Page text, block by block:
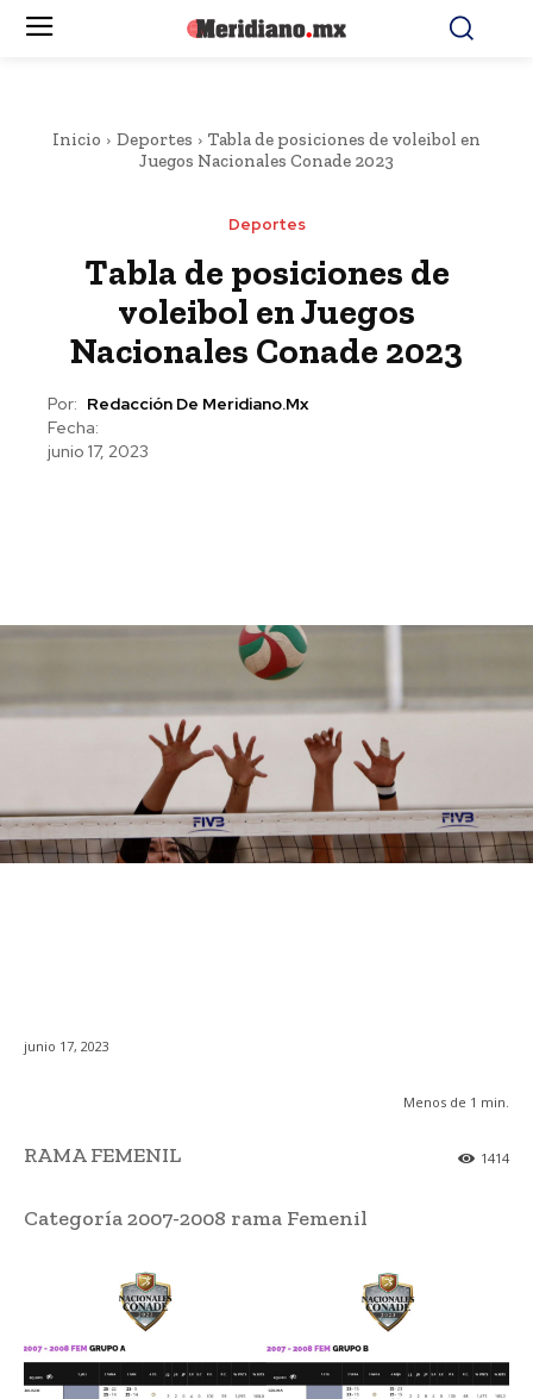
Inicio Deportes
Tabla de posiciones de voleibol en
Juegos Nacionales Conade 2023
Deportes
Tabla de posiciones de
voleibol en Juegos
Nacionales Conade 2023
Por: Redacción De Meridiano.mx
Fecha:
junio 17, 2023
junio 17, 2023
Menos de 1 min.
1414
RAMA FEMENIL
Categoría 2007-2008 rama Femenil